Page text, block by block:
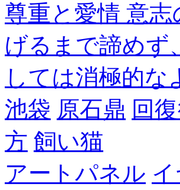
尊重と愛情 意
げるまで諦めず
しては消極的な
池袋 原石鼎 回
方 飼い猫
アートパネル